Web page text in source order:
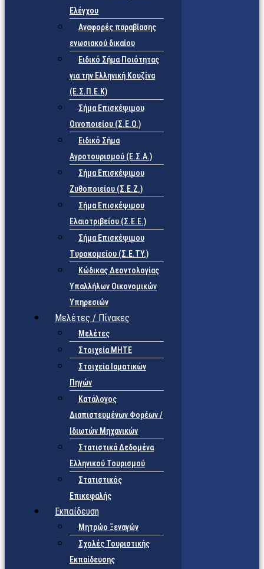
Ελέγχου
Αναφορές παραβίασης
ενωσιακού δικαίου
Ειδικό Σήμα Ποιότητας
για την Ελληνική Κουζίνα
(Ε.Σ.Π.Ε.Κ)
Σήμα Επισκέψιμου
Οινοποιείου (Σ.Ε.Ο.)
Ειδικό Σήμα
Αγροτουρισμού (Ε.Σ.Α.)
Σήμα Επισκέψιμου
Ζυθοποιείου (Σ.Ε.Ζ.)
Σήμα Επισκέψιμου
Ελαιοτριβείου (Σ.Ε.Ε.)
Σήμα Επισκέψιμου
Τυροκομείου (Σ.Ε.TY.)
Κώδικας Δεοντολογίας
Υπαλλήλων Οικονομικών
Υπηρεσιών
Μελέτες / Πίνακες
Μελέτες
Στοιχεία ΜΗΤΕ
Στοιχεία Ιαματικών
Πηγών
Κατάλογος
Διαπιστευμένων Φορέων /
Ιδιωτών Μηχανικών
Στατιστικά Δεδομένα
Ελληνικού Τουρισμού
Στατιστικός
Επικεφαλής
Εκπαίδευση
Μητρώο Ξεναγών
Σχολές Τουριστικής
Εκπαίδευσης